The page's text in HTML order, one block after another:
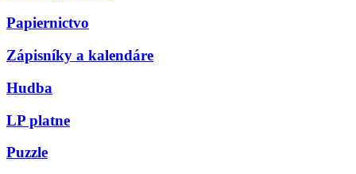
Papiernictvo
Zápisníky a kalendáre
Hudba
LP platne
Puzzle